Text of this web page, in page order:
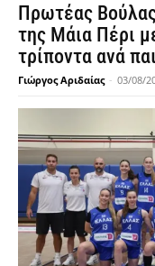
Πρωτέας
της Μάια Πέρι
τρίποντα ανά
Γιώργος Αριδαίας - 03/08/